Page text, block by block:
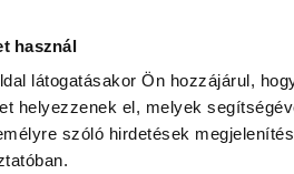
használ
látogatásakor Ön hozzájárul,
helyezzenek el, melyek
szóló hirdetések